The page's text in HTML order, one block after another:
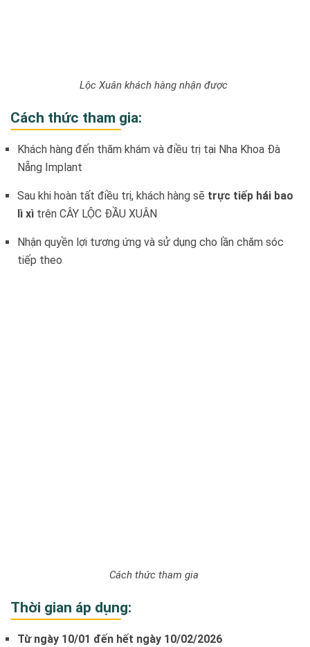
Lộc Xuân khách hàng nhận được
Cách thức tham gia:
Khách hàng đến thăm khám và điều trị tại Nha Khoa Đà
Nẵng Implant
Sau khi hoàn tất điều trị, khách hàng sẽ trực tiếp hái bao
lì xì trên CÂY LỘC ĐẦU XUÂN
Nhận quyền lợi tương ứng và sử dụng cho lần chăm sóc
tiếp theo
Cách thức tham gia
Thời gian áp dụng:
Từ ngày 10/01 đến hết ngày 10/02/2026